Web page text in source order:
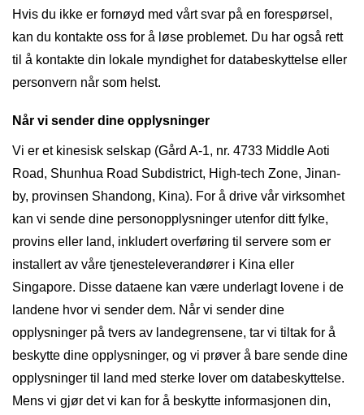
Hvis du ikke er fornøyd med vårt svar på en forespørsel,
kan du kontakte oss for å løse problemet. Du har også rett
til å kontakte din lokale myndighet for databeskyttelse eller
personvern når som helst.
Når vi sender dine opplysninger
Vi er et kinesisk selskap (Gård A-1, nr. 4733 Middle Aoti
Road, Shunhua Road Subdistrict, High-tech Zone, Jinan-
by, provinsen Shandong, Kina). For å drive vår virksomhet
kan vi sende dine personopplysninger utenfor ditt fylke,
provins eller land, inkludert overføring til servere som er
installert av våre tjenesteleverandører i Kina eller
Singapore. Disse dataene kan være underlagt lovene i de
landene hvor vi sender dem. Når vi sender dine
opplysninger på tvers av landegrensene, tar vi tiltak for å
beskytte dine opplysninger, og vi prøver å bare sende dine
opplysninger til land med sterke lover om databeskyttelse.
Mens vi gjør det vi kan for å beskytte informasjonen din,